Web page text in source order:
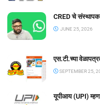
CRED चे
JUNE 25, 2026
एस.टी.च्या
SEPTEMBER 25,
यूपीआय (UPI)